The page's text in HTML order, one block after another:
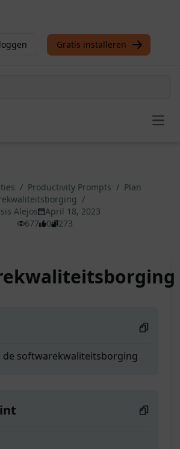
Gratis installeren
/ Productivity Prompts / Plan
/
Alejos
April 18, 2023
677
0 273
de softwarekwaliteitsborging